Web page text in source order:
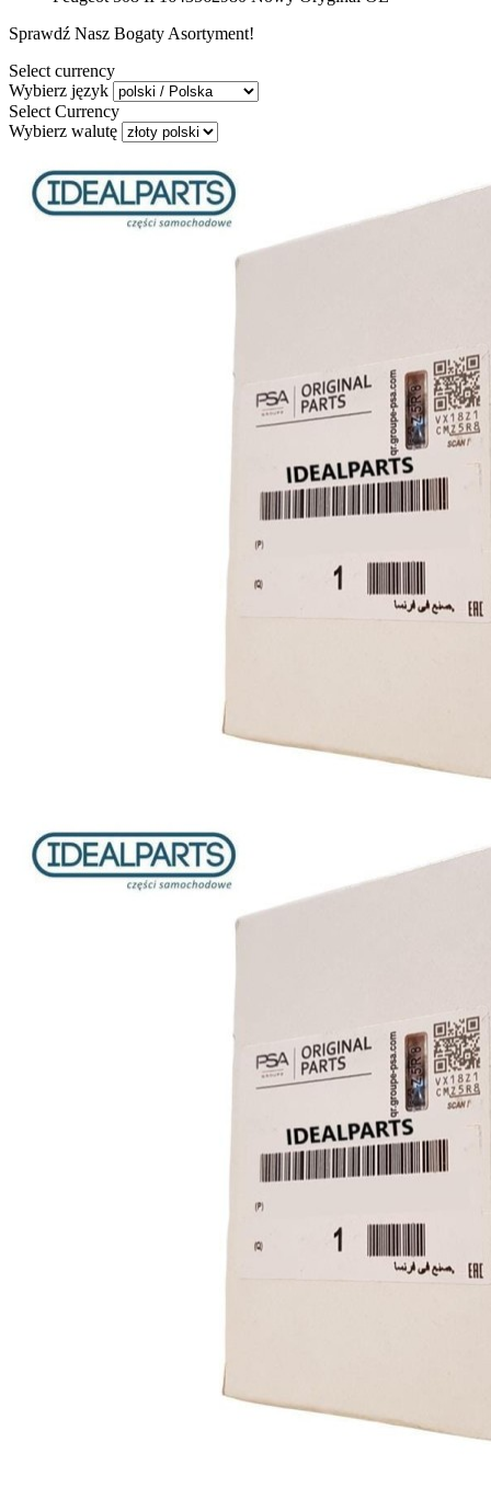
Sprawdź Nasz Bogaty Asortyment!
Select currency
Wybierz język
Select Currency
Wybierz walutę